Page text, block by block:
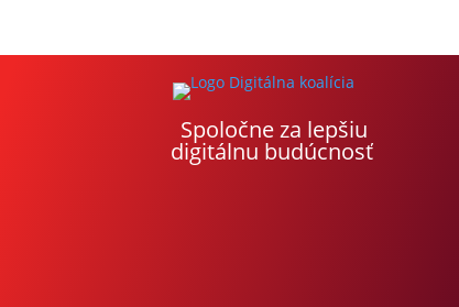
Spoločne za lepšiu
digitálnu budúcnosť